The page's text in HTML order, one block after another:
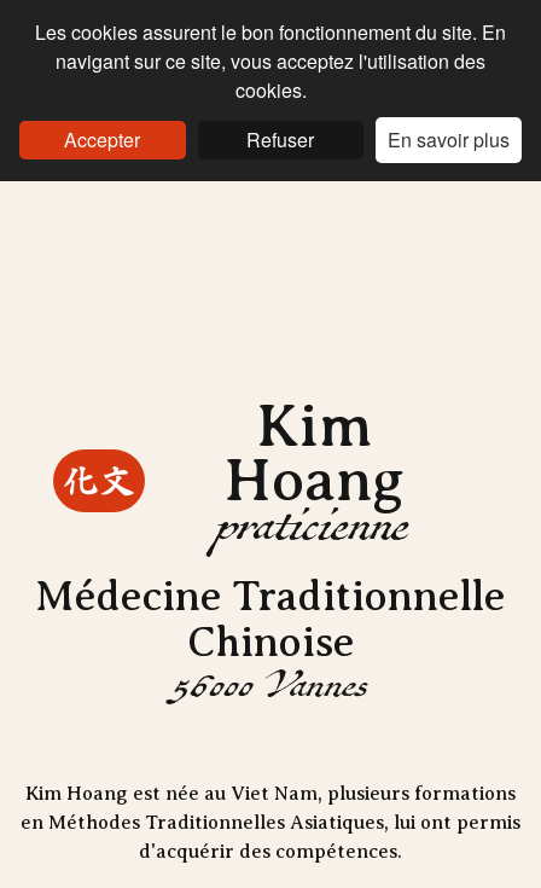
Les cookies assurent le bon fonctionnement du site. En
navigant sur ce site, vous acceptez l'utilisation des
cookies.
Accepter
Refuser En savoir plus
Présentation
Actualités
文化
Kim
Hoang
praticienne
Médecine Traditionnelle
Chinoise
56000 Vannes
Kim Hoang est née au Viet Nam, plusieurs formations
en Méthodes Traditionnelles Asiatiques, lui ont permis
d'acquérir des compétences.